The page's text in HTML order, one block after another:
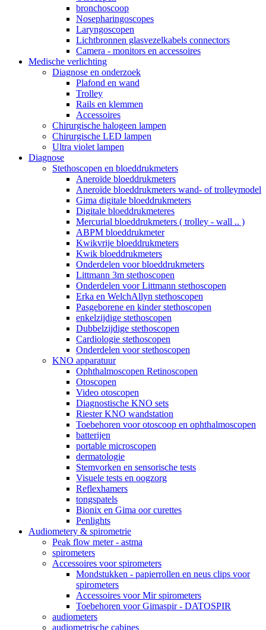
bronchoscoop
Nosepharingoscopes
Laryngoscopen
Lichtbronnen glasvezelkabels connectors
Camera - monitors en accessoires
Medische verlichting
Diagnose en onderzoek
Plafond en wand
Trolley
Rails en klemmen
Accessoires
Chirurgische halogeen lampen
Chirurgische LED lampen
Ultra violet lampen
Diagnose
Stethoscopen en bloeddrukmeters
Aneroïde bloeddrukmeters
Aneroïde bloeddrukmeters wand- of trolleymodel
Gima digitale bloeddrukmeters
Digitale bloeddrukmeteres
Mercurial bloeddrukmeters ( trolley - wall .. )
ABPM bloeddrukmeter
Kwikvrije bloeddrukmeters
Kwik bloeddrukmeters
Onderdelen voor bloeddrukmeters
Littmann 3m stethoscopen
Onderdelen voor Littmann stethoscopen
Erka en WelchAllyn stethoscopen
Pasgeborene en kinder stethoscopen
enkelzijdige stethoscopen
Dubbelzijdige stethoscopen
Cardiologie stethoscopen
Onderdelen voor stethoscopen
KNO apparatuur
Ophthalmoscopen Retinoscopen
Otoscopen
Video otoscopen
Diagnostische KNO sets
Riester KNO wandstation
Toebehoren voor otoscoop en ophthalmoscopen
batterijen
portable microscopen
dermatologie
Stemvorken en sensorische tests
Visuele tests en oogzorg
Reflexhamers
tongspatels
Bionix en Gima oor curettes
Penlights
Audiometery & spirometrie
Peak flow meter - astma
spirometers
Accessoires voor spirometers
Mondstukken - papierrollen en neus clips voor
spirometers
Accessoires voor Mir spirometers
Toebehoren voor Gimaspir - DATOSPIR
audiometers
audiometrische cabines